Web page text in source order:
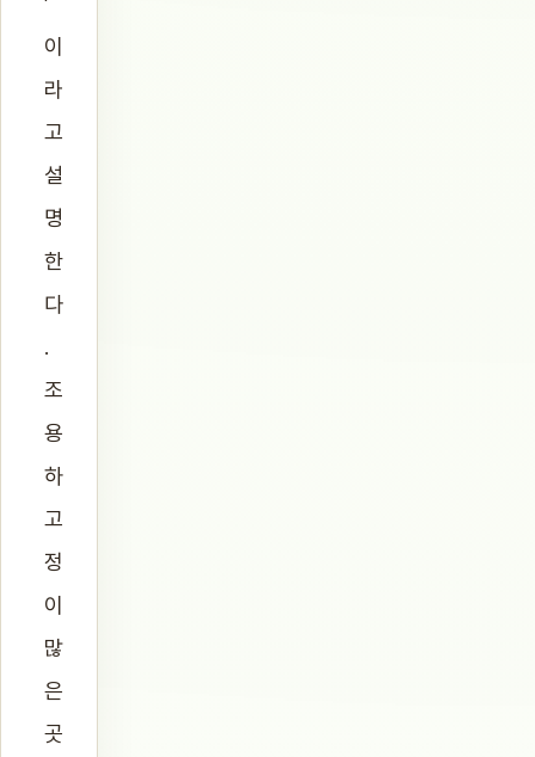
이
라
고
설
명
한
다
.
조
용
하
고
정
이
많
은
곳